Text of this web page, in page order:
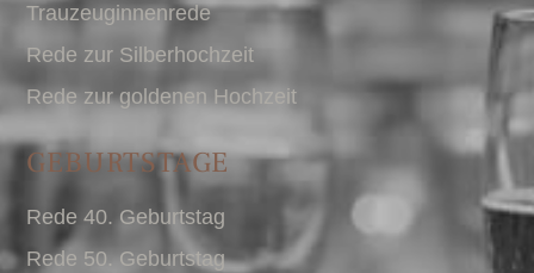
Trauzeuginnenrede
Rede zur Silberhochzeit
Rede zur goldenen Hochzeit
GEBURTSTAGE
Rede 40. Geburtstag
Rede 50. Geburtstag